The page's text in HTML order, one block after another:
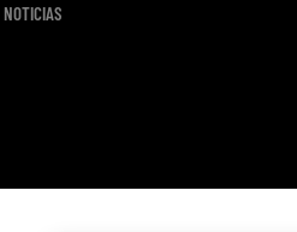
NOTICIAS